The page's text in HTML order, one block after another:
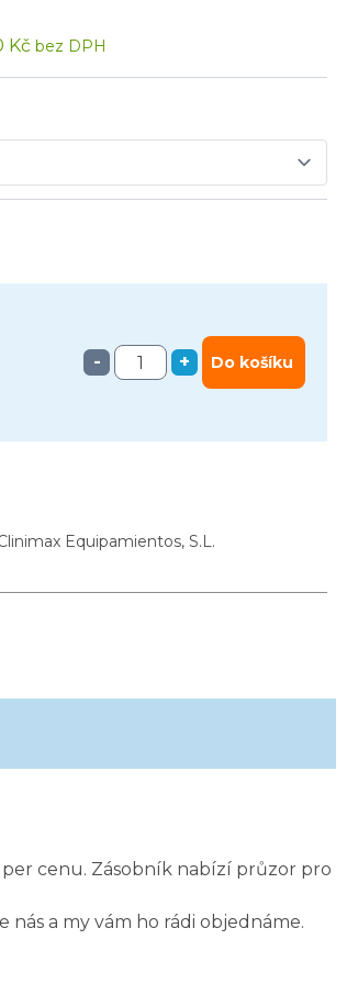
- + Do košíku
Kč bez DPH
Equipamientos, S.L.
cenu. Zásobník nabízí průzor pro
a my vám ho rádi objednáme.